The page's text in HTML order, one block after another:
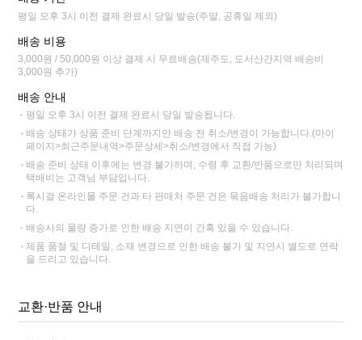
평일 오후 3시 이전 결제 완료시 당일 발송(주말, 공휴일 제외)
배송 비용
3,000원 / 50,000원 이상 결제 시 무료배송(제주도, 도서산간지역 배송비
3,000원 추가)
배송 안내
평일 오후 3시 이전 결제 완료시 당일 발송됩니다.
배송 상태가 상품 준비 단계까지만 배송 전 취소/변경이 가능합니다.(마이
페이지>최근주문내역>주문상세>취소/변경에서 직접 가능)
배송 준비 상태 이후에는 변경 불가하며, 수령 후 교환/반품으로만 처리되며
택배비는 고객님 부담입니다.
록시걸 온라인몰 주문 건과 타 판매처 주문 건은 묶음배송 처리가 불가합니
다.
배송사의 물량 증가로 인한 배송 지연이 간혹 있을 수 있습니다.
제품 품절 및 디테일, 소재 변경으로 인한 배송 불가 및 지연시 별도로 연락
을 드리고 있습니다.
교환·반품 안내